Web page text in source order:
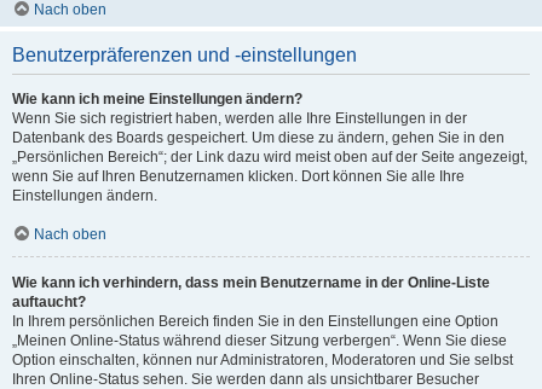
Nach oben
Benutzerpräferenzen und -einstellungen
Wie kann ich meine Einstellungen ändern?
Wenn Sie sich registriert haben, werden alle Ihre Einstellungen in der
Datenbank des Boards gespeichert. Um diese zu ändern, gehen Sie in den
„Persönlichen Bereich“; der Link dazu wird meist oben auf der Seite angezeigt,
wenn Sie auf Ihren Benutzernamen klicken. Dort können Sie alle Ihre
Einstellungen ändern.
Nach oben
Wie kann ich verhindern, dass mein Benutzername in der Online-Liste
auftaucht?
In Ihrem persönlichen Bereich finden Sie in den Einstellungen eine Option
„Meinen Online-Status während dieser Sitzung verbergen“. Wenn Sie diese
Option einschalten, können nur Administratoren, Moderatoren und Sie selbst
Ihren Online-Status sehen. Sie werden dann als unsichtbarer Besucher